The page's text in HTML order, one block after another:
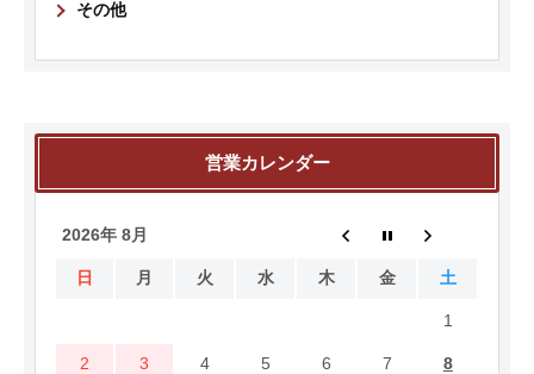
その他
営業カレンダー
2026年 8月
日 月 火 水 木 金 土
1
2 3 4 5 6 7 8